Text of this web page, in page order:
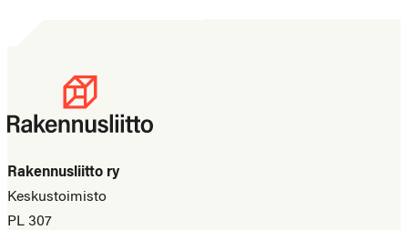
Rakennusliitto ry
Keskustoimisto
PL 307